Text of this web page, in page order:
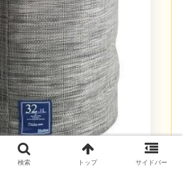
検索 トップ サイドバー